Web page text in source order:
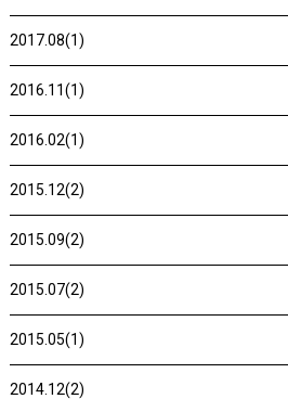
2017.08(1)
2016.11(1)
2016.02(1)
2015.12(2)
2015.09(2)
2015.07(2)
2015.05(1)
2014.12(2)